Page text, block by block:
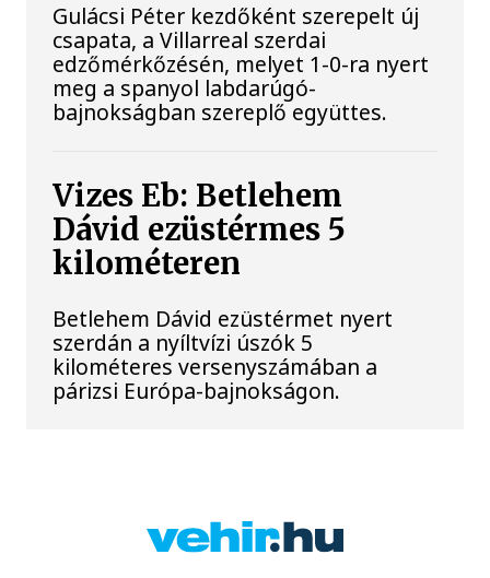
Gulácsi Péter kezdőként szerepelt új
csapata, a Villarreal szerdai
edzőmérkőzésén, melyet 1-0-ra nyert
meg a spanyol labdarúgó-
bajnokságban szereplő együttes.
Vizes Eb: Betlehem
Dávid ezüstérmes 5
kilométeren
Betlehem Dávid ezüstérmet nyert
szerdán a nyíltvízi úszók 5
kilométeres versenyszámában a
párizsi Európa-bajnokságon.